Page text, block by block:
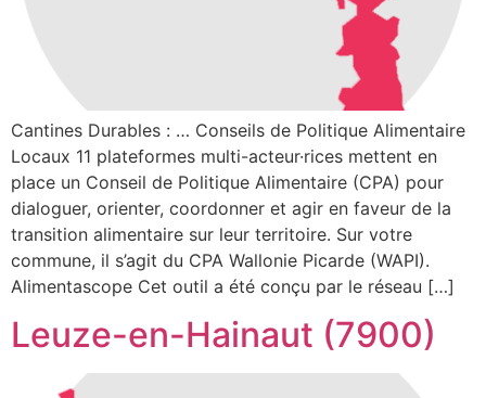
Cantines Durables : … Conseils de Politique Alimentaire
Locaux 11 plateformes multi-acteur·rices mettent en
place un Conseil de Politique Alimentaire (CPA) pour
dialoguer, orienter, coordonner et agir en faveur de la
transition alimentaire sur leur territoire. Sur votre
commune, il s’agit du CPA Wallonie Picarde (WAPI).
Alimentascope Cet outil a été conçu par le réseau […]
Leuze-en-Hainaut (7900)